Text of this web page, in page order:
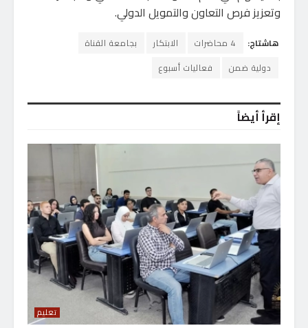
وتعزيز فرص التعاون والتمويل الدولي.
هاشتاج: 4 محاضرات الابتكار
بجامعة القناة
دولية ضمن
فعاليات أسبوع
إقرأ أيضاً
تعليم